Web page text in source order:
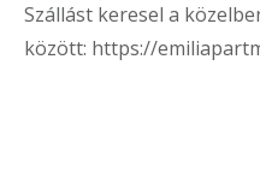
Szállást keresel a
között: https://